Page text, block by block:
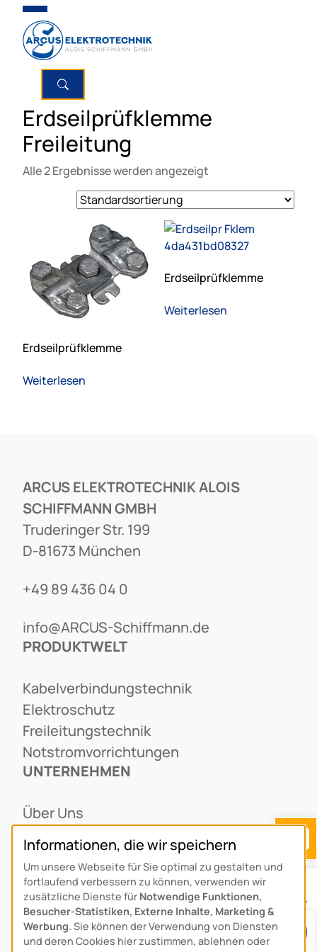
Erdseilprüfklemme
Freileitung
Alle 2 Ergebnisse werden angezeigt
Erdseilprüfklemme
Weiterlesen
Erdseilprüfklemme
Weiterlesen
ARCUS ELEKTROTECHNIK ALOIS
SCHIFFMANN GMBH
Truderinger Str. 199
D-81673 München
+49 89 436 04 0
info@ARCUS-Schiffmann.de
PRODUKTWELT
Kabelverbindungstechnik
Elektroschutz
Freileitungstechnik
Notstromvorrichtungen
UNTERNEHMEN
Über Uns
Alois Schiffmann Stiftung
Allgemeine Lieferbedingungen
Arcus Niederlande: Bedrijfsgegevens
KONTAKT
Informationen, die wir speichern
Um unsere Webseite für Sie optimal zu gestalten und
fortlaufend verbessern zu können, verwenden wir
zusätzliche Dienste für Notwendige Funktionen,
Besucher-Statistiken, Externe Inhalte, Marketing &
Werbung. Sie können der Verwendung von Diensten
und deren Cookies hier zustimmen, ablehnen oder